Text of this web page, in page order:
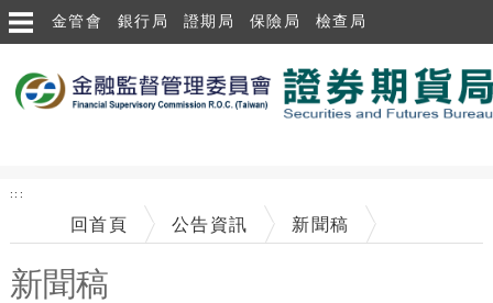
跳到主要內容區塊
金管會 銀行局 證期局 保險局 檢查局
:::
回首頁 公告資訊 新聞稿
新聞稿